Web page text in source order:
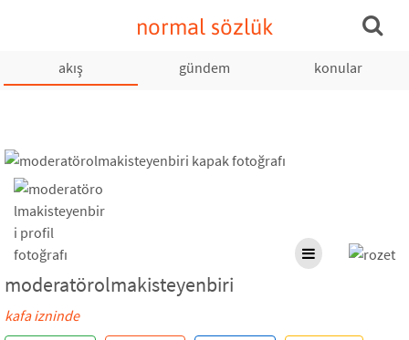
normal sözlük
akış gündem konular
moderatörolmakisteyenbiri
kafa izninde